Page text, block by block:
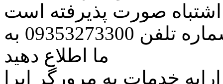
اشتباه صورت پذیرفته است
مراتب این مسئله را از طریق شماره تلفن 09353273300 به
ما اطلاع دهید
خدمات به مرورگر اپرا